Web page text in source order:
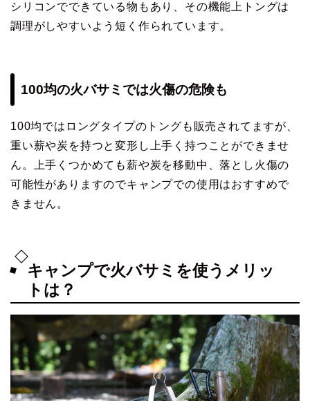
シリコンでできている物もあり、その機能上トングは
調理がしやすいよう短く作られています。
100均の火バサミでは火傷の危険も
100均ではロングタイプのトングも販売されてますが、
重い薪や炭を持つと変形し上手く持つことができませ
ん。上手くつかめても薪や炭を移動中、落とし火傷の
可能性がありますのでキャンプでの使用はおすすめで
きません。
キャンプで火バサミを使うメリッ
トは？